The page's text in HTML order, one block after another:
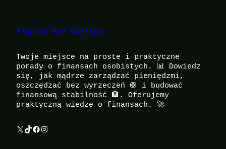
Finanse Bez Owijania
Twoje miejsce na proste i praktyczne
porady o finansach osobistych. 📊 Dowiedz
się, jak mądrze zarządzać pieniędzmi,
oszczędzać bez wyrzeczeń 🛟 i budować
finansową stabilność 🏦. Oferujemy
praktyczną wiedzę o finansach. 🚀
X TikTok Facebook Instagram